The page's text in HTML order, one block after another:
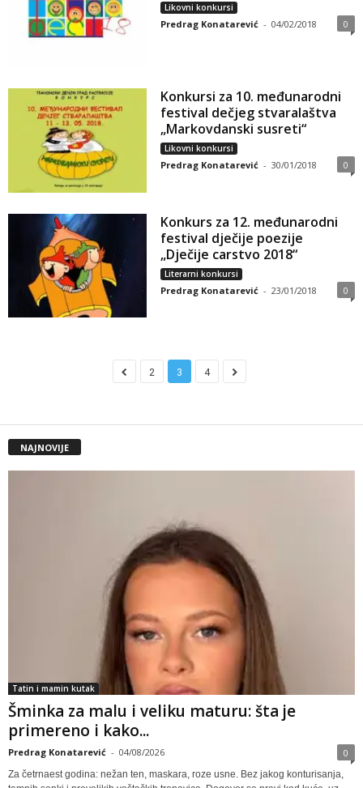
Likovni konkursi
Predrag Konatarević - 04/02/2018 0
Konkursi za 10. međunarodni
festival dečjeg stvaralaštva
„Markovdanski susreti“
Likovni konkursi
Predrag Konatarević - 30/01/2018 0
Konkurs za 12. međunarodni
festival dječije poezije
„Dječije carstvo 2018“
Literarni konkursi
Predrag Konatarević - 23/01/2018 0
2 3 4
NAJNOVIJE
Tatin i mamin kutak
Šminka za malu i veliku maturu: šta je
primereno i kako...
Predrag Konatarević - 04/08/2026 0
Za četrnaest godina: nežan ten, maskara, roze usne. Bez jakog konturisanja,